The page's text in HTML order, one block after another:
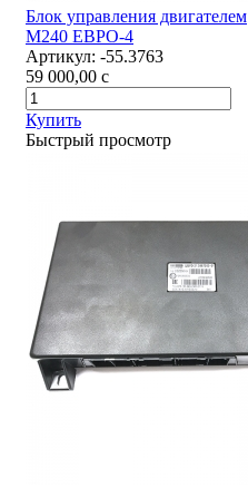
Блок управления двигателем
М240 ЕВРО-4
Артикул: -55.3763
59 000,00 c
Купить
Быстрый просмотр